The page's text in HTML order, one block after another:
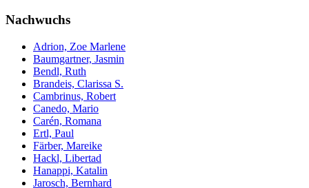
Nachwuchs
Adrion, Zoe Marlene
Baumgartner, Jasmin
Bendl, Ruth
Brandeis, Clarissa S.
Cambrinus, Robert
Canedo, Mario
Carén, Romana
Ertl, Paul
Färber, Mareike
Hackl, Libertad
Hanappi, Katalin
Jarosch, Bernhard